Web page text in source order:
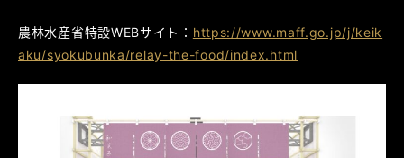
農林水産省特設WEBサイト： https://www.maff.go.jp/j/keik
aku/syokubunka/relay-the-food/index.html